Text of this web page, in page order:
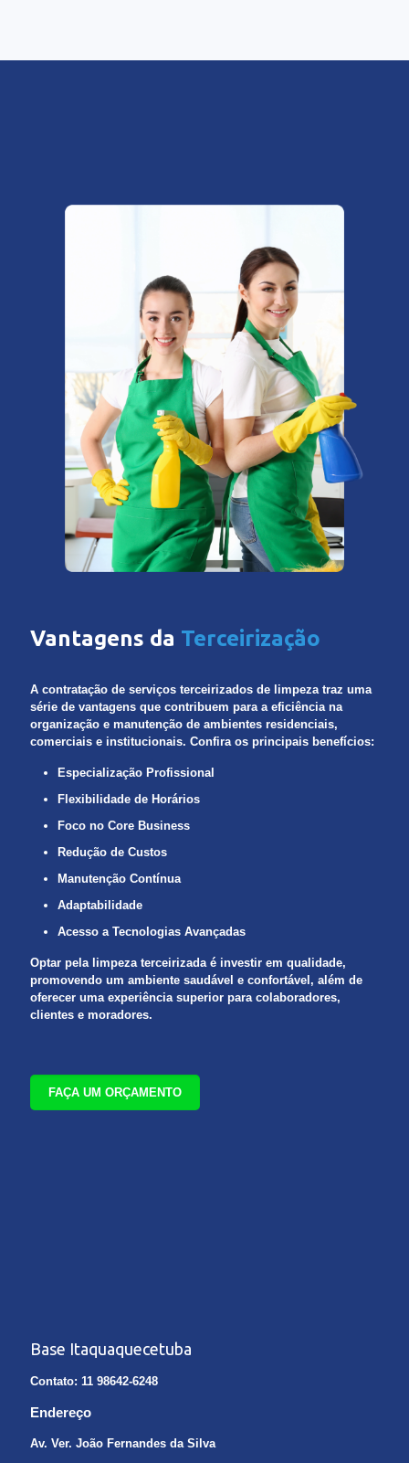
Vantagens da Terceirização
A contratação de serviços terceirizados de limpeza traz uma
série de vantagens que contribuem para a eficiência na
organização e manutenção de ambientes residenciais,
comerciais e institucionais. Confira os principais benefícios:
Especialização Profissional
Flexibilidade de Horários
Foco no Core Business
Redução de Custos
Manutenção Contínua
Adaptabilidade
Acesso a Tecnologias Avançadas
Optar pela limpeza terceirizada é investir em qualidade,
promovendo um ambiente saudável e confortável, além de
oferecer uma experiência superior para colaboradores,
clientes e moradores.
FAÇA UM ORÇAMENTO
Base Itaquaquecetuba
Contato: 11 98642-6248
Endereço
Av. Ver. João Fernandes da Silva